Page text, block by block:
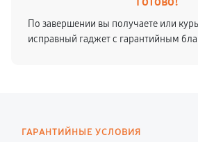
По завершении вы получаете или
исправный гаджет с гарантийным
ГАРАНТИЙНЫЕ УСЛОВИЯ